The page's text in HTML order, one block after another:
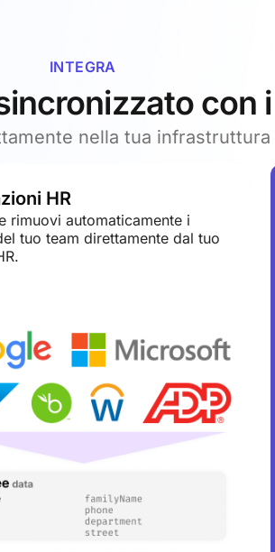
INTEGRA
con
nella tua
HR
rimuovi automaticamente i
tuo team direttamente dal tuo